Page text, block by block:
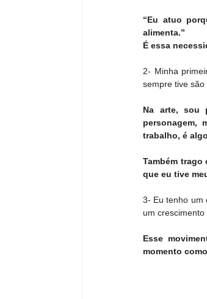
“Eu atuo
alimenta.”
É essa
2- Minha
sempre tive são
Na arte, sou
personagem,
trabalho, é
Também trago
que eu tive
3- Eu tenho um
um
Esse
momento